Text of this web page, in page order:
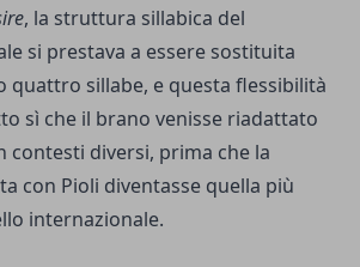
, la struttura sillabica del
si prestava a essere sostituita
quattro sillabe, e questa flessibilità
sì che il brano venisse riadattato
contesti diversi, prima che la
con Pioli diventasse quella più
internazionale.